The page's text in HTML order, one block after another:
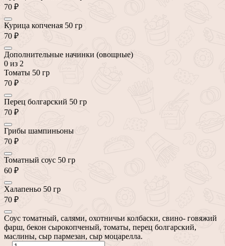
70 ₽
Курица копченая 50 гр
70 ₽
Дополнительные начинки (овощные)
0 из 2
Томаты 50 гр
70 ₽
Перец болгарский 50 гр
70 ₽
Грибы шампиньоны
70 ₽
Томатный соус 50 гр
60 ₽
Халапеньо 50 гр
70 ₽
Соус томатный, салями, охотничьи колбаски, свино- говяжий
фарш, бекон сырокопченый, томаты, перец болгарский,
маслины, сыр пармезан, сыр моцарелла.